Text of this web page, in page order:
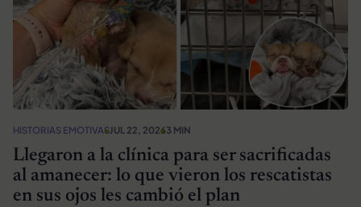
HISTORIAS EMOTIVASJUL 22, 20263 MIN
Llegaron a la clínica para ser sacrificadas
al amanecer: lo que vieron los rescatistas
en sus ojos les cambió el plan